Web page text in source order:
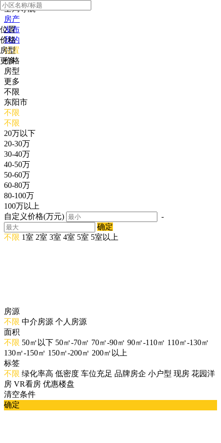
全局导航
房产
发布
我的
位置
价格
房型
更多
位置
价格
房型
更多
不限
东阳市
不限
不限
20万以下
20-30万
30-40万
40-50万
50-60万
60-80万
80-100万
100万以上
自定义价格(万元)
-
确定
不限 1室 2室 3室 4室 5室 5室以上
房源
不限 中介房源 个人房源
面积
不限 50㎡以下 50㎡-70㎡ 70㎡-90㎡ 90㎡-110㎡ 110㎡-130㎡
130㎡-150㎡ 150㎡-200㎡ 200㎡以上
标签
不限 绿化率高 低密度 车位充足 品牌房企 小户型 现房 花园洋
房 VR看房 优惠楼盘
清空条件
确定